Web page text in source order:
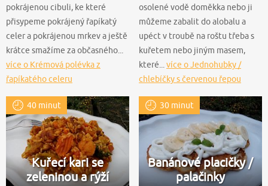
pokrájenou cibuli, ke které
přisypeme pokrájený řapíkatý
celer a pokrájenou mrkev a ještě
krátce smažíme za občasného...
více o Krémová polévka z
řapíkatého celeru
osolené vodě doměkka nebo ji
můžeme zabalit do alobalu a
upéct v troubě na roštu třeba s
kuřetem nebo jiným masem,
které... více o Jednohubky /
chlebíčky s červenou řepou
40 minut
Kuřecí kari se
zeleninou a rýží
30 minut
Banánové placičky /
palačinky